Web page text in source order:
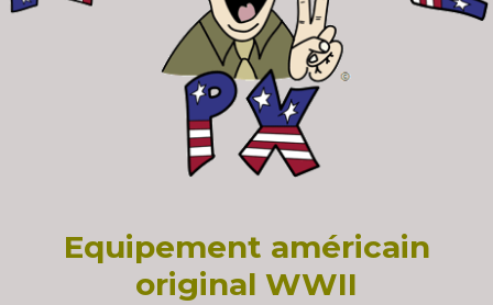
Equipement américain
original WWII